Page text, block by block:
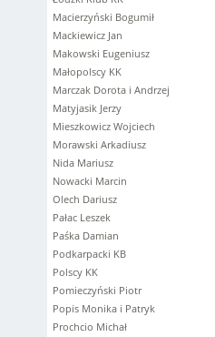
Macierzyński Bogumił
Mackiewicz Jan
Makowski Eugeniusz
Małopolscy KK
Marczak Dorota i Andrzej
Matyjasik Jerzy
Mieszkowicz Wojciech
Morawski Arkadiusz
Nida Mariusz
Nowacki Marcin
Olech Dariusz
Pałac Leszek
Paśka Damian
Podkarpacki KB
Polscy KK
Pomieczyński Piotr
Popis Monika i Patryk
Prochcio Michał